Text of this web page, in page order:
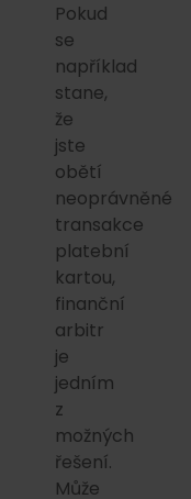
Pokud
se
například
stane,
že
jste
obětí
neoprávněné
transakce
platební
kartou,
finanční
arbitr
je
jedním
z
možných
řešení.
Může